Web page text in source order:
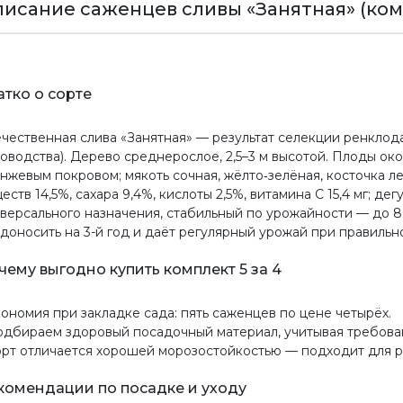
саженцев сливы «Занятная»
о сорте
слива «Занятная» — результат селекции
Дерево среднерослое, 2,5–3 м высотой. Плоды
покровом; мякоть сочная, жёлто‑зелёная, косточка
14,5%, сахара 9,4%, кислоты 2,5%, витамина C 15,4 мг;
назначения, стабильный по урожайности — до
на 3-й год и даёт регулярный урожай при
выгодно купить комплект 5 за 4
при закладке сада: пять саженцев по цене четырёх.
здоровый посадочный материал, учитывая
отличается хорошей морозостойкостью — подходит для
по посадке и уходу